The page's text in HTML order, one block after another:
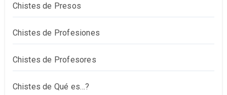
Chistes de Presos
Chistes de Profesiones
Chistes de Profesores
Chistes de Qué es…?